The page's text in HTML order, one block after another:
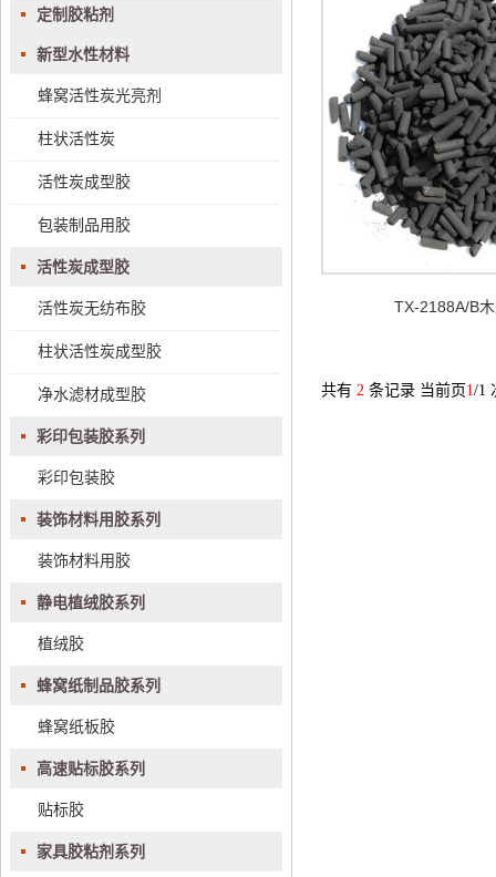
定制胶粘剂
新型水性材料
蜂窝活性炭光亮剂
柱状活性炭
活性炭成型胶
包装制品用胶
活性炭成型胶
活性炭无纺布胶
柱状活性炭成型胶
净水滤材成型胶
彩印包装胶系列
彩印包装胶
装饰材料用胶系列
装饰材料用胶
静电植绒胶系列
植绒胶
蜂窝纸制品胶系列
蜂窝纸板胶
高速贴标胶系列
贴标胶
家具胶粘剂系列
TX-2188A/B
共有 2 条记录 当前页 1/1